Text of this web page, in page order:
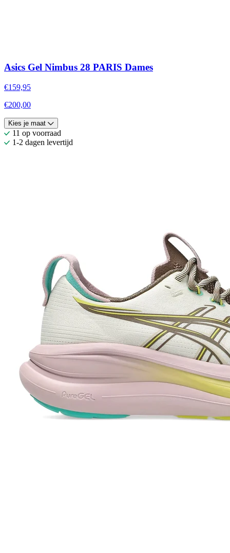
Asics Gel Nimbus 28 PARIS Dames
€159,95
€200,00
Kies je maat
11 op voorraad
1-2 dagen levertijd